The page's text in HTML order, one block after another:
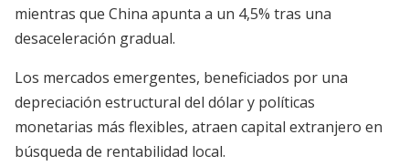
mientras que China apunta a un 4,5% tras una
desaceleración gradual.
Los mercados emergentes, beneficiados por una
depreciación estructural del dólar y políticas
monetarias más flexibles, atraen capital extranjero en
búsqueda de rentabilidad local.